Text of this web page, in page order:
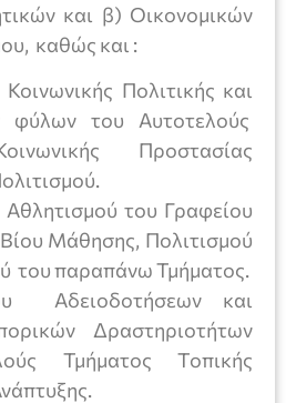
και β) Οικονομικών
καθώς και :
Πολιτικής και
φύλων του Αυτοτελούς
Προστασίας
του Γραφείου
Μάθησης, Πολιτισμού
του παραπάνω Τμήματος.
Αδειοδοτήσεων και
Δραστηριοτήτων
Τμήματος Τοπικής